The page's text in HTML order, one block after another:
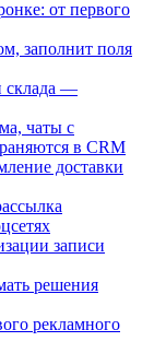
от первого
заполнит поля
склада —
чаты с
в CRM
доставки
записи
решения
рекламного